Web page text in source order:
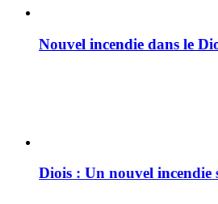
Nouvel incendie dans le
Diois : Un nouvel incendie